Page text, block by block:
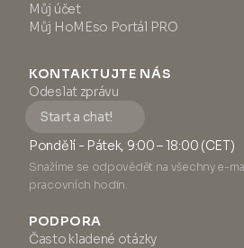
Můj účet
Můj HoMEso Portál PRO
KONTAKTUJTE NÁS
Odeslat zprávu
Start a chat!
Pondělí - Pátek, 9:00 – 18:00 (CET)
Snažíme se odpovědět na všechny e-
pracovních hodin.
PODPORA
Často kladené otázky